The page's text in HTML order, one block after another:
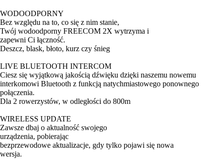
WODOODPORNY
Bez względu na to, co się z nim stanie,
Twój wodoodporny FREECOM 2X wytrzyma i
zapewni Ci łączność.
Deszcz, blask, błoto, kurz czy śnieg
LIVE BLUETOOTH INTERCOM
Ciesz się wyjątkową jakością dźwięku dzięki naszemu nowemu
interkomowi Bluetooth z funkcją natychmiastowego ponownego
połączenia.
Dla 2 rowerzystów, w odległości do 800m
WIRELESS UPDATE
Zawsze dbaj o aktualność swojego
urządzenia, pobierając
bezprzewodowe aktualizacje, gdy tylko pojawi się nowa
wersja.